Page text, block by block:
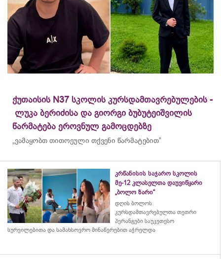
ქუთაისის N37 სკოლის კურსდამთავრებულების -
ლუკა ბერიძისა და გიორგი ბუბუტეიშვილის
წარმატება ეროვნულ გამოცდებზე
„ვამაყობთ თითოეული თქვენი წარმატებით“
კრწანისის საჯარო სკოლის
მე-12 კლასელთა დაუვიწყარი
„ბოლო ზარი“
დღის ბოლოს
კურსდამთავრებულთა თეთრი
პერანგები საუკეთესო
სურვილებითა და სამახსოვრო მინაწერებით აჭრელდა